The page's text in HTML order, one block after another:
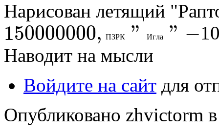
Нарисован летящий
150000000, ПЗРК " Игла " −
150000000,ПЗРК"Игла"−
Наводит на мысли
Войдите на сайт для
Опубликовано zhvictorm